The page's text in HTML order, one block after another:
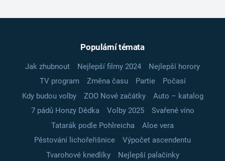
Populární témata
Jak zhubnout Nejlepší filmy 2024
Nejlepší horory
TV program
Změna času Partie
Počasí
Kdy budou volby
ZOO Nové začátky
Auto – katalog
7 pádů Honzy Dědka
Volby 2025
Svařené víno
Tatarák podle Pohlreicha
Aloe vera
Pěstování lichořeřišnice
Výpočet ascendentu
Tvarohové knedlíky
Nejlepší palačinky